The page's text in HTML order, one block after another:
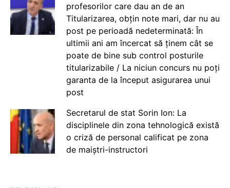
profesorilor care dau an de an
Titularizarea, obțin note mari, dar nu au
post pe perioadă nedeterminată: În
ultimii ani am încercat să ținem cât se
poate de bine sub control posturile
titularizabile / La niciun concurs nu poți
garanta de la început asigurarea unui
post
Secretarul de stat Sorin Ion: La
disciplinele din zona tehnologică există
o criză de personal calificat pe zona
de maiștri-instructori